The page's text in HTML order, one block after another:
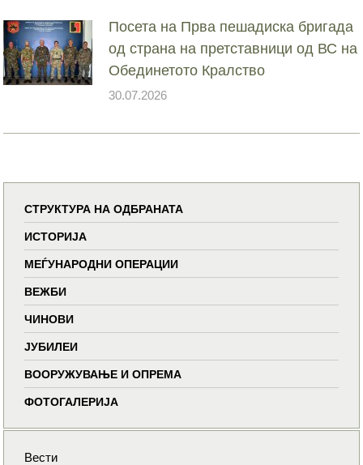
Посета на Прва пешадиска бригада
од страна на претставници од ВС на
Обединетото Кралство
30.07.2026
СТРУКТУРА НА ОДБРАНАТА
ИСТОРИЈА
МЕЃУНАРОДНИ ОПЕРАЦИИ
ВЕЖБИ
ЧИНОВИ
ЈУБИЛЕИ
ВООРУЖУВАЊЕ И ОПРЕМА
ФОТОГАЛЕРИЈА
Вести